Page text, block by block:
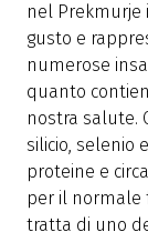
nel Prekmurje
gusto e
numerose
quanto
nostra salute.
silicio, selenio
proteine e
per il normale
tratta di uno